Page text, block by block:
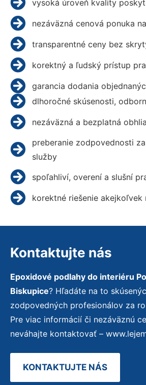
vysoká úroveň kvality
nezáväzná cenová ponuka
transparentné ceny bez
korektný a ľudský prístup
garancia dodania
dlhoročné skúsenosti,
nezáväzná a bezplatná
preberanie zodpovednosti
služby
spoľahliví, overení a slušní
korektné riešenie akejkoľvek
Kontaktujte nás
Epoxidové podlahy do interiéru
Biskupice? Hľadáte na to
zodpovedných profesionálov za
Pre viac informácií či nezáväznú
neváhajte kontaktovať –
KONTAKTUJTE NÁS